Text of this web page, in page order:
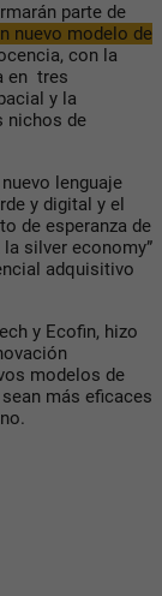
parte de
nuevo modelo de
con la
en tres
y la
nichos de
lenguaje
y digital y el
de esperanza de
silver economy”
adquisitivo
y Ecofin, hizo
modelos de
más eficaces